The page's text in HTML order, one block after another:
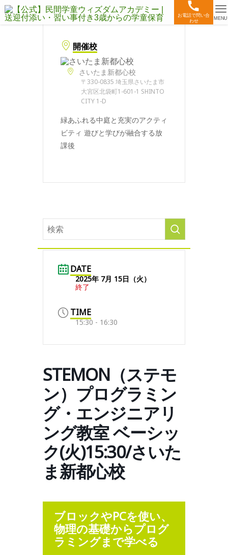
お電話で問い合
わせ
MENU
開催校
さいたま新都心校
〒330-0835 埼玉県さいたま市
大宮区北袋町1-601-1 SHINTO
CITY 1-D
緑あふれる中庭と充実のアクティ
ビティ 遊びと学びが融合する放
課後
DATE
2025年 7月 15日（火）
終了
TIME
15:30 - 16:30
STEMON（ステモ
ン）プログラミン
グ・エンジニアリ
ング教室 ベーシッ
ク(火)15:30/さいた
ま新都心校
ブロックやPCを使い、
物理の基礎からプログ
ラミングまで学べる